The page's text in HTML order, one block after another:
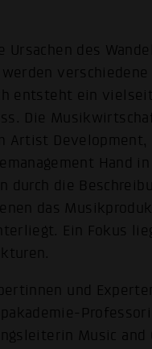
des
verschiedene
entsteht ein
Die
Artist Development,
Hand in
durch die
das
Ein Fokus
und
Music and